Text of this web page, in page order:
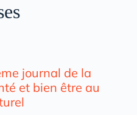
journal de la
et bien être au